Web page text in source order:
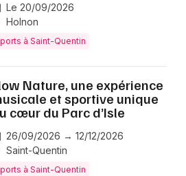
Je m'abonne
Le 20/09/2026
Holnon
à Saint-Quentin
Nature, une expérience
et sportive unique
cœur du Parc d’Isle
26/09/2026 → 12/12/2026
Saint-Quentin
à Saint-Quentin